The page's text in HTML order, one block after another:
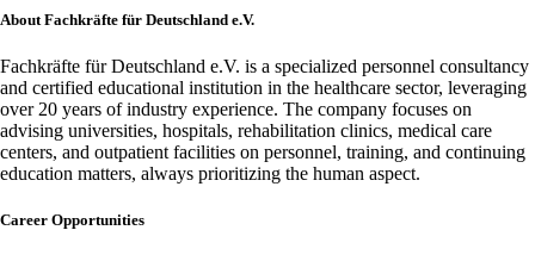
About Fachkräfte für Deutschland e.V.
Fachkräfte für Deutschland e.V. is a specialized personnel consultancy
and certified educational institution in the healthcare sector, leveraging
over 20 years of industry experience. The company focuses on
advising universities, hospitals, rehabilitation clinics, medical care
centers, and outpatient facilities on personnel, training, and continuing
education matters, always prioritizing the human aspect.
Career Opportunities